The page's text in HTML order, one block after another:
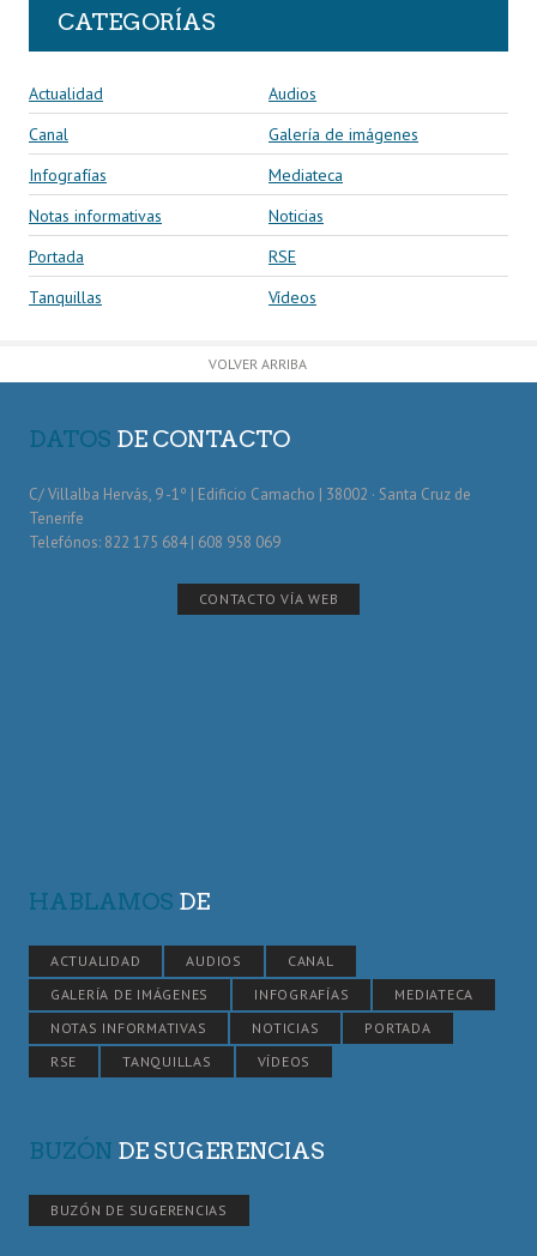
CATEGORÍAS
Actualidad
Audios
Canal
Galería de imágenes
Infografías
Mediateca
Notas informativas
Noticias
Portada
RSE
Tanquillas
Vídeos
VOLVER ARRIBA
DATOS DE CONTACTO
C/ Villalba Hervás, 9 -1º | Edificio Camacho | 38002 · Santa Cruz de
Tenerife
Telefónos: 822 175 684 | 608 958 069
CONTACTO VÍA WEB
HABLAMOS DE
ACTUALIDAD AUDIOS
CANAL
GALERÍA DE IMÁGENES
INFOGRAFÍAS
MEDIATECA
NOTAS INFORMATIVAS
NOTICIAS
PORTADA
RSE
TANQUILLAS VÍDEOS
BUZÓN DE SUGERENCIAS
BUZÓN DE SUGERENCIAS